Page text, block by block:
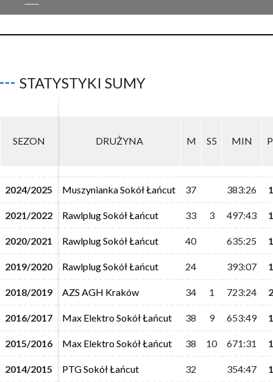
STATYSTYKI SUMY
SEZON DRUŻYNA M S5 MIN
2024/2025 Muszynianka Sokół Łańcut 37 383:26
2021/2022 Rawlplug Sokół Łańcut 33 3 497:43
2020/2021 Rawlplug Sokół Łańcut 40 635:25
2019/2020 Rawlplug Sokół Łańcut 24 393:07
2018/2019 AZS AGH Kraków 34 1 723:24
2016/2017 Max Elektro Sokół Łańcut 38 9 653:49
2015/2016 Max Elektro Sokół Łańcut 38 10 671:31
2014/2015 PTG Sokół Łańcut 32 354:47
SEZON DRUŻYNA M S5 MIN
2024/2025 Muszynianka Sokół Łańcut 37 383:26
2021/2022 Rawlplug Sokół Łańcut 33 3 497:43
2020/2021 Rawlplug Sokół Łańcut 40 635:25
2019/2020 Rawlplug Sokół Łańcut 24 393:07
2018/2019 AZS AGH Kraków 34 1 723:24
2016/2017 Max Elektro Sokół Łańcut 38 9 653:49
2015/2016 Max Elektro Sokół Łańcut 38 10 671:31
2014/2015 PTG Sokół Łańcut 32 354:47